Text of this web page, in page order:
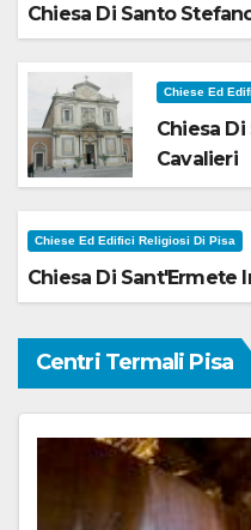
Chiesa Di Santo
Chiese Ed
Chiesa
Cavalieri
Chiese Ed Edifici Religiosi Di Pisa
Chiesa Di Sant'Ermete
Centri Termali Pisa